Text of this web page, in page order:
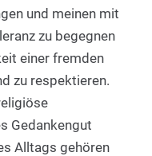
und meinen mit
zu begegnen
einer fremden
zu respektieren.
Gedankengut
Alltags gehören